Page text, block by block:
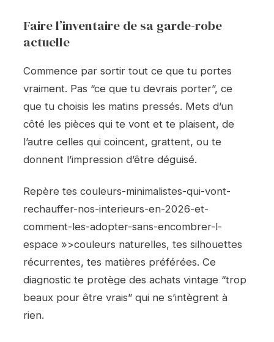
Faire l’inventaire de sa garde-robe
actuelle
Commence par sortir tout ce que tu portes
vraiment. Pas “ce que tu devrais porter”, ce
que tu choisis les matins pressés. Mets d’un
côté les pièces qui te vont et te plaisent, de
l’autre celles qui coincent, grattent, ou te
donnent l’impression d’être déguisé.
Repère tes couleurs-minimalistes-qui-vont-
rechauffer-nos-interieurs-en-2026-et-
comment-les-adopter-sans-encombrer-l-
espace »>couleurs naturelles, tes silhouettes
récurrentes, tes matières préférées. Ce
diagnostic te protège des achats vintage “trop
beaux pour être vrais” qui ne s’intègrent à
rien.